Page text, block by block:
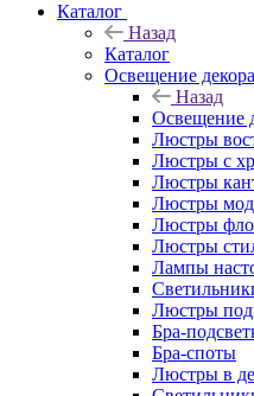
Каталог
Назад
Каталог
Освещение
Назад
Освещение
Люстры
Люстры с
Люстры
Люстры
Люстры
Люстры
Лампы
Люстры
Бра-
Бра-споты
Люстры в